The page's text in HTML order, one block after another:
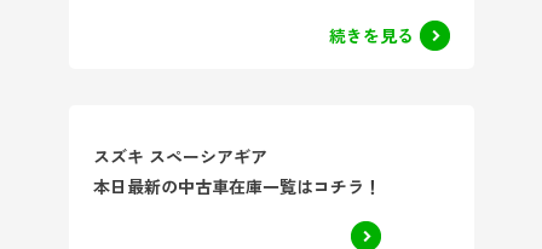
続きを見る
スズキ スペーシアギア
本日最新の中古車在庫一覧はコチラ！